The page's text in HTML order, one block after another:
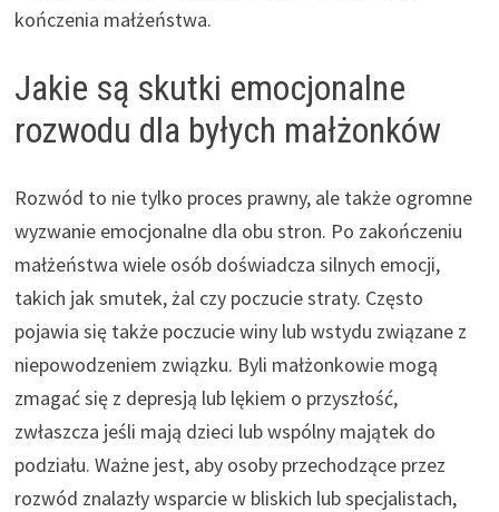
kończenia małżeństwa.
Jakie są skutki emocjonalne
rozwodu dla byłych małżonków
Rozwód to nie tylko proces prawny, ale także ogromne
wyzwanie emocjonalne dla obu stron. Po zakończeniu
małżeństwa wiele osób doświadcza silnych emocji,
takich jak smutek, żal czy poczucie straty. Często
pojawia się także poczucie winy lub wstydu związane z
niepowodzeniem związku. Byli małżonkowie mogą
zmagać się z depresją lub lękiem o przyszłość,
zwłaszcza jeśli mają dzieci lub wspólny majątek do
podziału. Ważne jest, aby osoby przechodzące przez
rozwód znalazły wsparcie w bliskich lub specjalistach,